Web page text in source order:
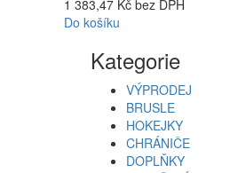
1 383,47 Kč bez DPH
Do košíku
Kategorie
VÝPRODEJ
BRUSLE
HOKEJKY
CHRÁNIČE
DOPLŇKY